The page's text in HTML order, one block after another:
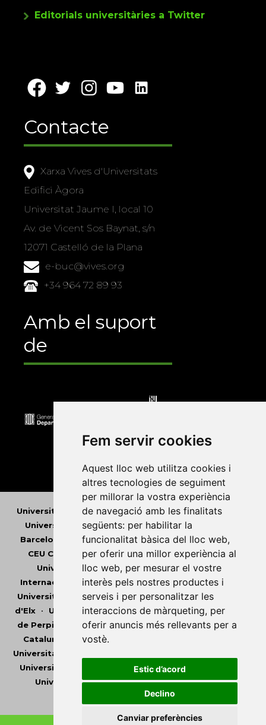
Fem servir cookies
Aquest lloc web utilitza cookies i
altres tecnologies de seguiment
per millorar la vostra experiència
de navegació amb les finalitats
següents: per habilitar la
funcionalitat bàsica del lloc web,
per oferir una millor experiència al
lloc web, per mesurar el vostre
interès pels nostres productes i
serveis i per personalitzar les
interaccions de màrqueting, per
oferir anuncis més rellevants per a
vostè.
Estic d’acord
Declino
Canviar preferències
Editorials universitàries a Twitter
Contacte
Xarxa Vives d'Universitats
Edifici Àgora
Universitat Jaume I, local 10
Av. de Vicent Sos Baynat, s/n
12071 Castelló de la Plana
e-buc@vives.org
+34 964 72 89 93
Amb el suport
de
Universitat Abat Oliba CEU•Universitat d'Alacant
Universitat d'Andorra•Universitat Autònoma de
Barcelona
Universitat de Barcelona•Universitat
CEU Cardenal Herrera•Universitat de Girona •
Universitat de les Illes Balears• Universitat
Internacional de Catalunya•Universitat Jaume I
Universitat de Lleida• Universitat Miguel Hernández
d'Elx• Universitat Oberta de Catalunya•Universitat
de Perpinyà Via Domitia•Universitat Politècnica de
Catalunya
Universitat Politècnica de València
Universitat Pompeu Fabra
Universitat Rovira i Virgili
•Universitat de Sàsser
Universitat de València•Universitat de Vic -
Universitat Central de Catalunya